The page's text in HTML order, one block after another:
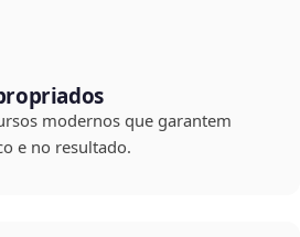
modernos que garantem
e no resultado.